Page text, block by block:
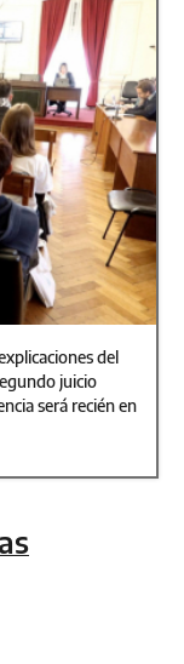
del
juicio
será recién en